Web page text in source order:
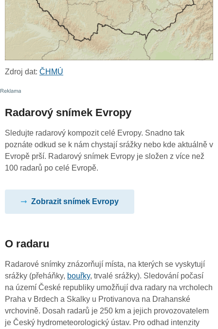
Zdroj dat: ČHMÚ
Radarový snímek Evropy
Sledujte radarový kompozit celé Evropy. Snadno tak
poznáte odkud se k nám chystají srážky nebo kde aktuálně v
Evropě prší. Radarový snímek Evropy je složen z více než
100 radarů po celé Evropě.
Zobrazit snímek Evropy
O radaru
Radarové snímky znázorňují místa, na kterých se vyskytují
srážky (přeháňky, bouřky, trvalé srážky). Sledování počasí
na území České republiky umožňují dva radary na vrcholech
Praha v Brdech a Skalky u Protivanova na Drahanské
vrchovině. Dosah radarů je 250 km a jejich provozovatelem
je Český hydrometeorologický ústav. Pro odhad intenzity